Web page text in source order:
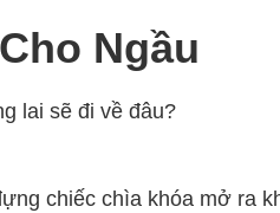
Ngầu
lai sẽ đi về đâu?
chiếc chìa khóa mở ra